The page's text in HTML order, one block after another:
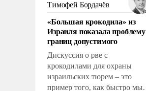
Еревану за свои поступки не
нужно отвечать.
Тимофей Бордачёв
«Большая крокодила» из
Израиля показала проблему
границ допустимого
Дискуссия о рве с
крокодилами для охраны
израильских тюрем – это
пример того, как быстро мы